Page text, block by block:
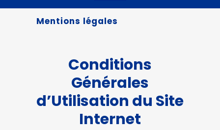
Mentions légales
Conditions
Générales
d’Utilisation du Site
Internet